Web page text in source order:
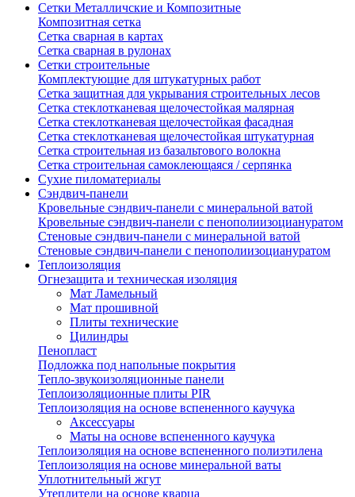
Сетки Металличские и Композитные
Композитная сетка
Сетка сварная в картах
Сетка сварная в рулонах
Сетки строительные
Комплектующие для штукатурных работ
Сетка защитная для укрывания строительных лесов
Сетка стеклотканевая щелочестойкая малярная
Сетка стеклотканевая щелочестойкая фасадная
Сетка стеклотканевая щелочестойкая штукатурная
Сетка строительная из базальтового волокна
Сетка строительная самоклеющаяся / серпянка
Сухие пиломатериалы
Сэндвич-панели
Кровельные сэндвич-панели с минеральной ватой
Кровельные сэндвич-панели с пенополиизоциануратом
Стеновые сэндвич-панели с минеральной ватой
Стеновые сэндвич-панели с пенополиизоциануратом
Теплоизоляция
Огнезащита и техническая изоляция
Мат Ламельный
Мат прошивной
Плиты технические
Цилиндры
Пенопласт
Подложка под напольные покрытия
Тепло-звукоизоляционные панели
Теплоизоляционные плиты PIR
Теплоизоляция на основе вспененного каучука
Аксессуары
Маты на основе вспененного каучука
Теплоизоляция на основе вспененного полиэтилена
Теплоизоляция на основе минеральной ваты
Уплотнительный жгут
Утеплители на основе кварца